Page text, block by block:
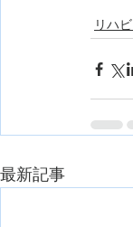
リハ
最新記事